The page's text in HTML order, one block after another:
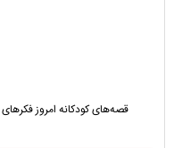
قصه‌های کودکانه امروز فکرهای